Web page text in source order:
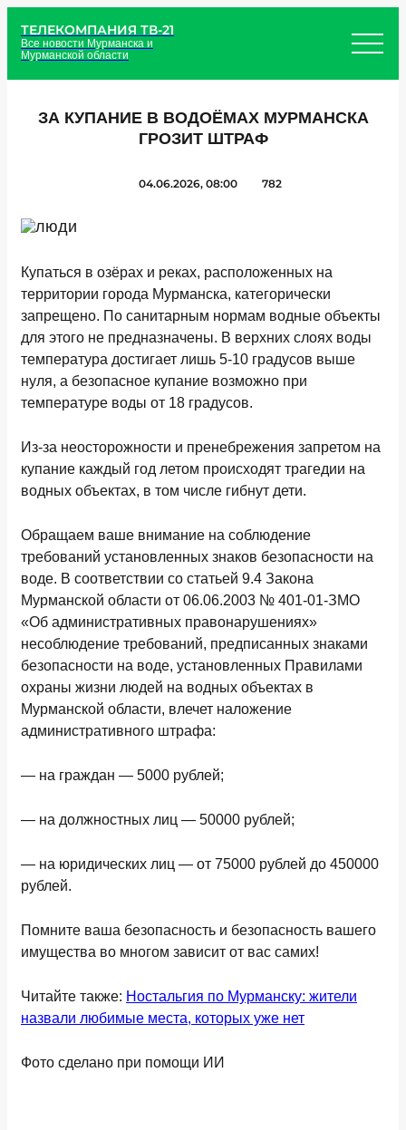
ТЕЛЕКОМПАНИЯ ТВ-21
Все новости Мурманска и
Мурманской области
ЗА КУПАНИЕ В ВОДОЁМАХ МУРМАНСКА
ГРОЗИТ ШТРАФ
04.06.2026, 08:00 782
Купаться в озёрах и реках, расположенных на
территории города Мурманска, категорически
запрещено. По санитарным нормам водные объекты
для этого не предназначены. В верхних слоях воды
температура достигает лишь 5-10 градусов выше
нуля, а безопасное купание возможно при
температуре воды от 18 градусов.
Из-за неосторожности и пренебрежения запретом на
купание каждый год летом происходят трагедии на
водных объектах, в том числе гибнут дети.
Обращаем ваше внимание на соблюдение
требований установленных знаков безопасности на
воде. В соответствии со статьей 9.4 Закона
Мурманской области от 06.06.2003 № 401-01-ЗМО
«Об административных правонарушениях»
несоблюдение требований, предписанных знаками
безопасности на воде, установленных Правилами
охраны жизни людей на водных объектах в
Мурманской области, влечет наложение
административного штрафа:
— на граждан — 5000 рублей;
— на должностных лиц — 50000 рублей;
— на юридических лиц — от 75000 рублей до 450000
рублей.
Помните ваша безопасность и безопасность вашего
имущества во многом зависит от вас самих!
Читайте также: Ностальгия по Мурманску: жители
назвали любимые места, которых уже нет
Фото сделано при помощи ИИ